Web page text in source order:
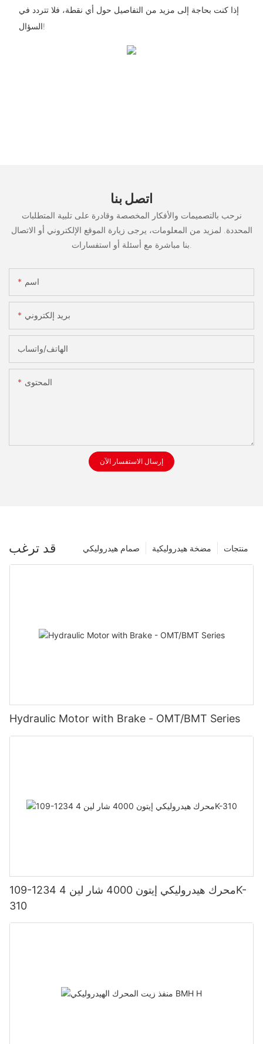
إذا كنت بحاجة إلى مزيد من التفاصيل حول أي نقطة، فلا تتردد في
السؤال!
اتصل بنا
نرحب بالتصميمات والأفكار المخصصة وقادرة على تلبية المتطلبات
المحددة. لمزيد من المعلومات، يرجى زيارة الموقع الإلكتروني أو الاتصال
اسم
بريد إلكتروني
الهاتف/واتساب
المحتوى
إرسال الاستفسار الآن
قد ترغب منتجات مضخة هيدروليكية صمام هيدروليكي
Hydraulic Motor with Brake - OMT/BMT Series
109-1234 محرك هيدروليكي إيتون 4000 شار لين 4K-
310